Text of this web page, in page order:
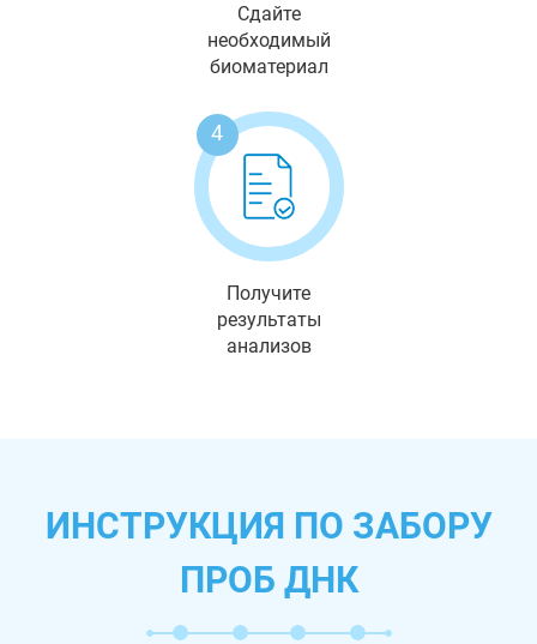
Сдайте
необходимый
биоматериал
4
Получите
результаты
анализов
ИНСТРУКЦИЯ ПО ЗАБОРУ
ПРОБ ДНК